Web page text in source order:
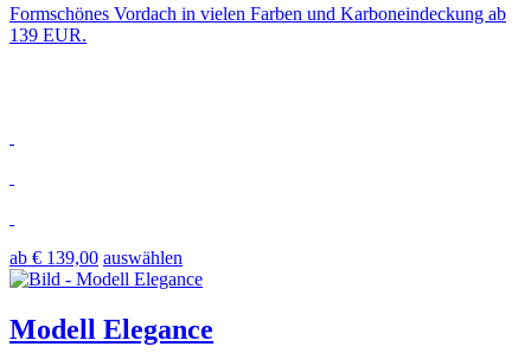
Formschönes Vordach in vielen Farben und Karboneindeckung ab
139 EUR.
ab € 139,00 auswählen
Modell Elegance